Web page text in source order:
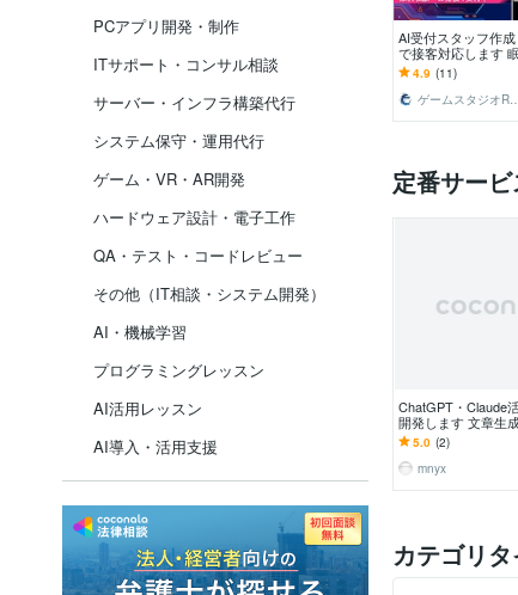
PCアプリ開発・制作
ITサポート・コンサル相談
サーバー・インフラ構築代行
システム保守・運用代行
ゲーム・VR・AR開発
ハードウェア設計・電子工作
QA・テスト・コードレビュー
その他（IT相談・システム開発）
AI・機械学習
プログラミングレッスン
AI活用レッスン
AI導入・活用支援
AI受付スタッフ作
で接客対応します
C・サイネージが、
るAI接客！
4.9 (11)
ゲームスタジオ
定番サービ
ChatGPT・Claude
開発します 文章生
類・Bot◎現役エン
5.0 (2)
mnyx
カテゴリ